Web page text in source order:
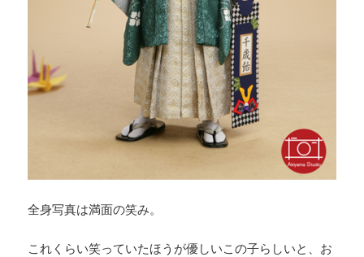
全身写真は満面の笑み。
これくらい笑っていたほうが優しいこの子らしいと、お